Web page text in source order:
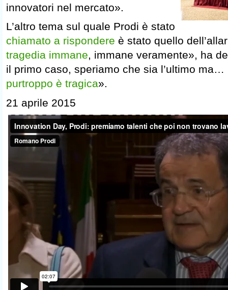
innovatori nel mercato».
L’altro tema sul quale Prodi è stato
chiamato a rispondere è stato quello
tragedia immane, immane veramente», ha
il primo caso, speriamo che sia l’ultimo ma…
purtroppo è tragica».
21 aprile 2015